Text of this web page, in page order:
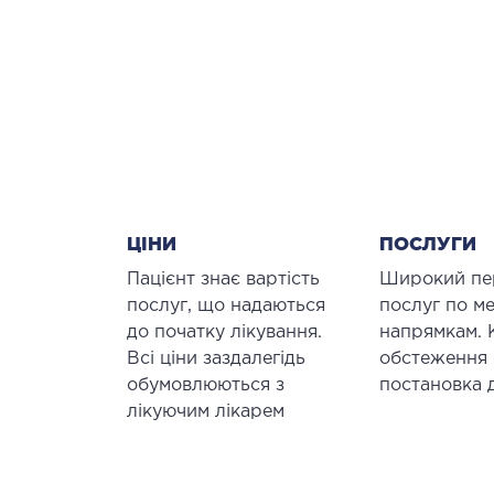
ЦІНИ
Пацієнт знає вартість
послуг, що надаються
до початку лікування.
Всі ціни заздалегідь
обумовлюються з
лікуючим лікарем
ПОСЛУГИ
Широкий
послуг по
напрямкам.
обстеження
постановка